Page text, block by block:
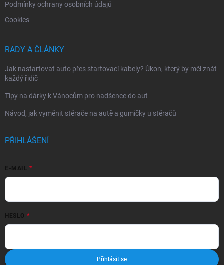
Podmínky ochrany osobních údajů
Cookies
RADY A ČLÁNKY
Jak nastartovat auto přes startovací kabely? Úkon, který by měl znát
každý řidič
Tipy na dárky k Vánocům pro nadšence do aut
Návod, jak vyměnit stěrače na autě a gumičky u stěračů
PŘIHLÁŠENÍ
E-MAIL
HESLO
Přihlásit se